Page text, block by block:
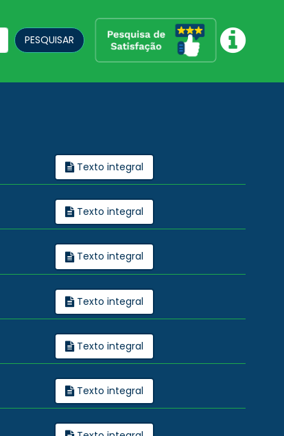
PESQUISAR
Texto integral
Texto integral
Texto integral
Texto integral
Texto integral
Texto integral